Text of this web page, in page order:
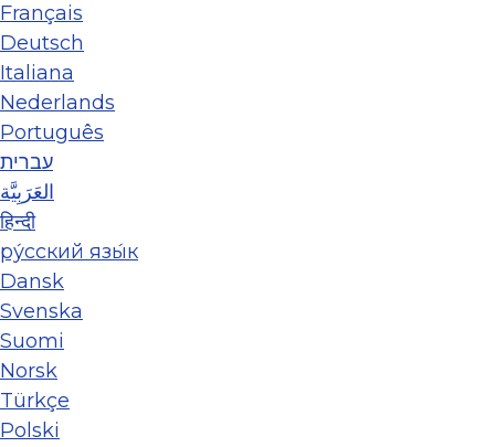
Français
Deutsch
Italiana
Nederlands
Português
עברית
العَرَبِيَّة
हिन्दी
ру́сский язы́к
Dansk
Svenska
Suomi
Norsk
Türkçe
Polski